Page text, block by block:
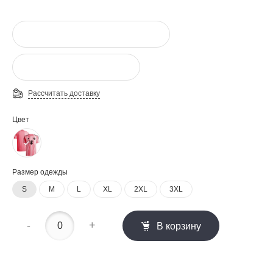
Рассчитать доставку
Цвет
Размер одежды
S
M L XL 2XL 3XL
- + В корзину